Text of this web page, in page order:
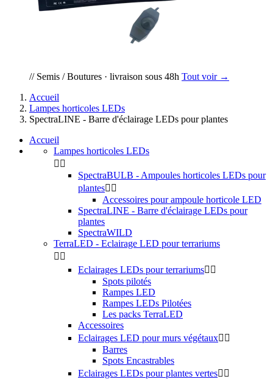
// Semis / Boutures · livraison sous 48h Tout voir →
Accueil
Lampes horticoles LEDs
SpectraLINE - Barre d'éclairage LEDs pour plantes
Accueil
Lampes horticoles LEDs
 
SpectraBULB - Ampoules horticoles LEDs pour
plantes 
Accessoires pour ampoule horticole LED
SpectraLINE - Barre d'éclairage LEDs pour
plantes
SpectraWILD
TerraLED - Eclairage LED pour terrariums
 
Eclairages LEDs pour terrariums 
Spots pilotés
Rampes LED
Rampes LEDs Pilotées
Les packs TerraLED
Accessoires
Eclairages LED pour murs végétaux 
Barres
Spots Encastrables
Eclairages LEDs pour plantes vertes 